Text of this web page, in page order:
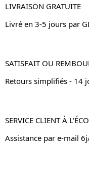
LIVRAISON GRATUITE
Livré en 3-5 jours par
SATISFAIT OU
Retours simplifiés - 14
SERVICE CLIENT À
Assistance par e-mail